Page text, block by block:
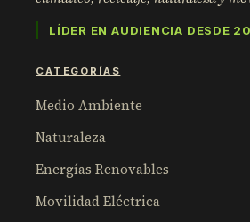
LÍDER EN AUDIENCIA DESDE
CATEGORÍAS
Medio Ambiente
Naturaleza
Energías Renovables
Movilidad Eléctrica